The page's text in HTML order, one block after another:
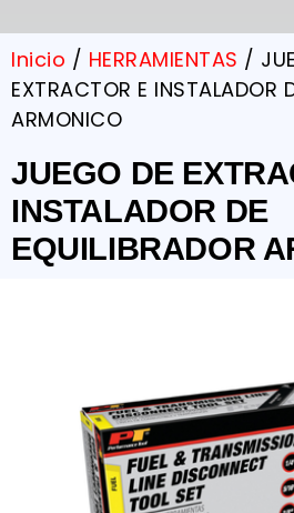
Inicio / HERRAMIENTAS /
EXTRACTOR E INSTALADOR
ARMONICO
JUEGO DE
INSTALADOR DE
EQUILIBRADOR